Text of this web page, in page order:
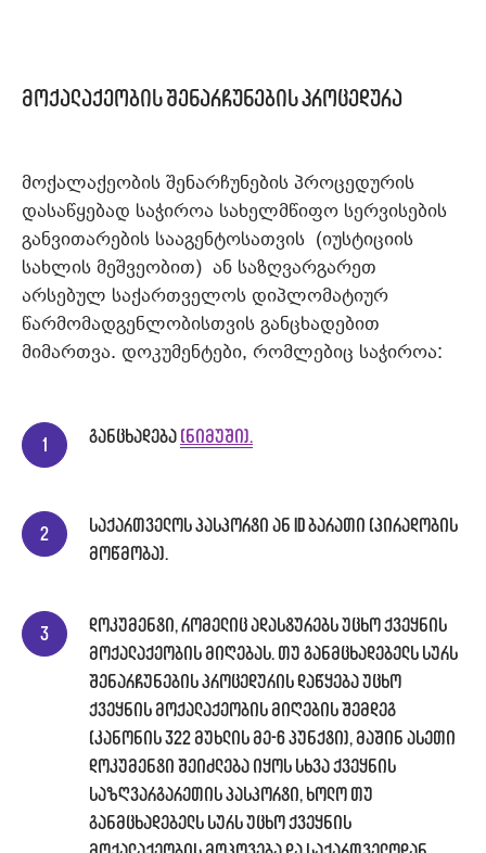
მოქალაქეობის შენარჩუნების პროცედურა
მოქალაქეობის შენარჩუნების პროცედურის
დასაწყებად საჭიროა სახელმწიფო სერვისების
განვითარების სააგენტოსათვის (იუსტიციის
სახლის მეშვეობით) ან საზღვარგარეთ
არსებულ საქართველოს დიპლომატიურ
წარმომადგენლობისთვის განცხადებით
მიმართვა. დოკუმენტები, რომლებიც საჭიროა:
განცხადება(ნიმუში).
საქართველოს პასპორტი ან ID ბარათი (პირადობის
მოწმობა).
დოკუმენტი, რომელიც ადასტურებს უცხო ქვეყნის
მოქალაქეობის მიღებას. თუ განმცხადებელს სურს
შენარჩუნების პროცედურის დაწყება უცხო
ქვეყნის მოქალაქეობის მიღების შემდეგ
(კანონის 322 მუხლის მე-6 პუნქტი), მაშინ ასეთი
დოკუმენტი შეიძლება იყოს სხვა ქვეყნის
საზღვარგარეთის პასპორტი, ხოლო თუ
განმცხადებელს სურს უცხო ქვეყნის